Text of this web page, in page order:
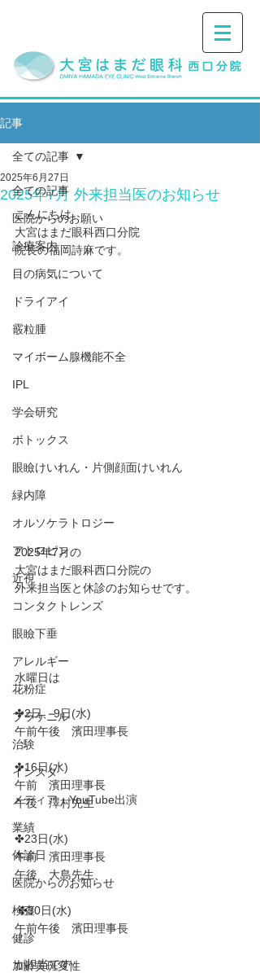
記事
全ての記事
医院からのお願い
診療案内
目の病気について
ドライアイ
霰粒腫
マイボーム腺機能不全
IPL
学会研究
ボトックス
眼瞼けいれん・片側顔面けいれん
緑内障
オルソケラトロジー
アトロピン
近視
コンタクトレンズ
眼瞼下垂
アレルギー
花粉症
プラケニル
治験
インスタ
メディア・YouTube出演
業績
休診日
医院からのお知らせ
検査
健診
加齢黄斑変性
全ての記事
2025年7月 外来担当医のお知らせ
2025年6月27日
こんにちは。
大宮はまだ眼科西口分院
院長の福岡詩麻です。
2025年7月の
大宮はまだ眼科西口分院の
外来担当医と休診のお知らせです。
水曜日は
✤2日、9日(水)
午前午後　濱田理事長
✤16日(水)
午前　濱田理事長
午後　澤村先生
✤23日(水)
午前　濱田理事長
午後　大島先生
✤30日(水)
午前午後　濱田理事長
が担当です。